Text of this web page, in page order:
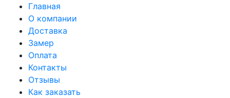
Главная
О компании
Доставка
Замер
Оплата
Контакты
Отзывы
Как заказать